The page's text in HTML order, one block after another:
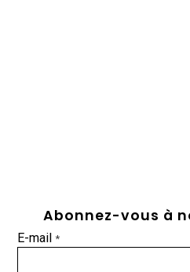
Abonnez-vous à
E-mail*